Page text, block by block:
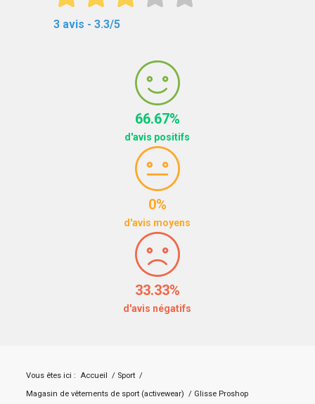
3 avis - 3.3/5
66.67%
d'avis positifs
0%
d'avis moyens
33.33%
d'avis négatifs
Vous êtes ici : Accueil / Sport /
Magasin de vêtements de sport (activewear) / Glisse Proshop